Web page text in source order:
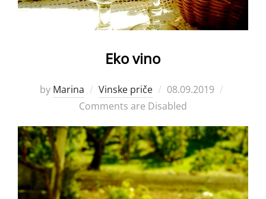
Eko vino
by Marina Vinske priče
Posted
on
08.09.2019
Comments are Disabled